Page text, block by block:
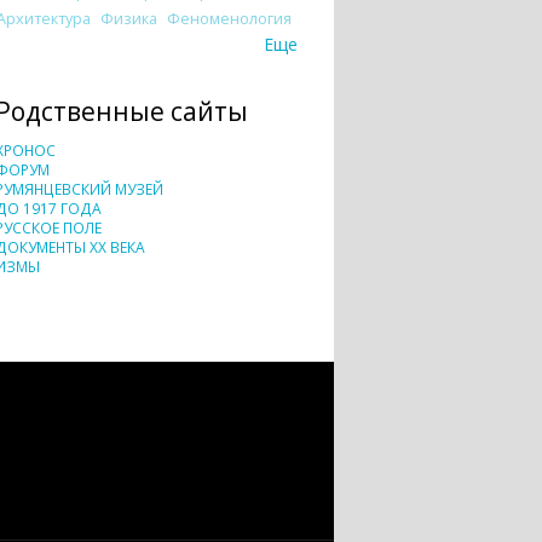
Физика Феноменология
Еще
сайты
МУЗЕЙ
1917 ГОДА
ПОЛЕ
XX ВЕКА